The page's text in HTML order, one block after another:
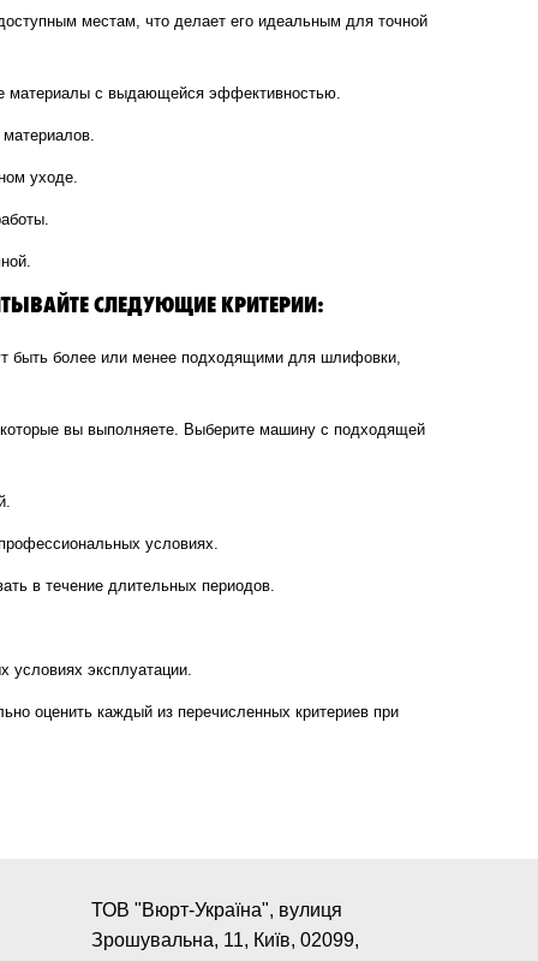
местам, что делает его идеальным для точной
материалы с выдающейся эффективностью.
уходе.
СЛЕДУЮЩИЕ КРИТЕРИИ:
быть более или менее подходящими для шлифовки,
вы выполняете. Выберите машину с подходящей
условиях.
в течение длительных периодов.
условиях эксплуатации.
оценить каждый из перечисленных критериев при
ТОВ "Вюрт-Україна", вулиця
Зрошувальна, 11, Київ, 02099,